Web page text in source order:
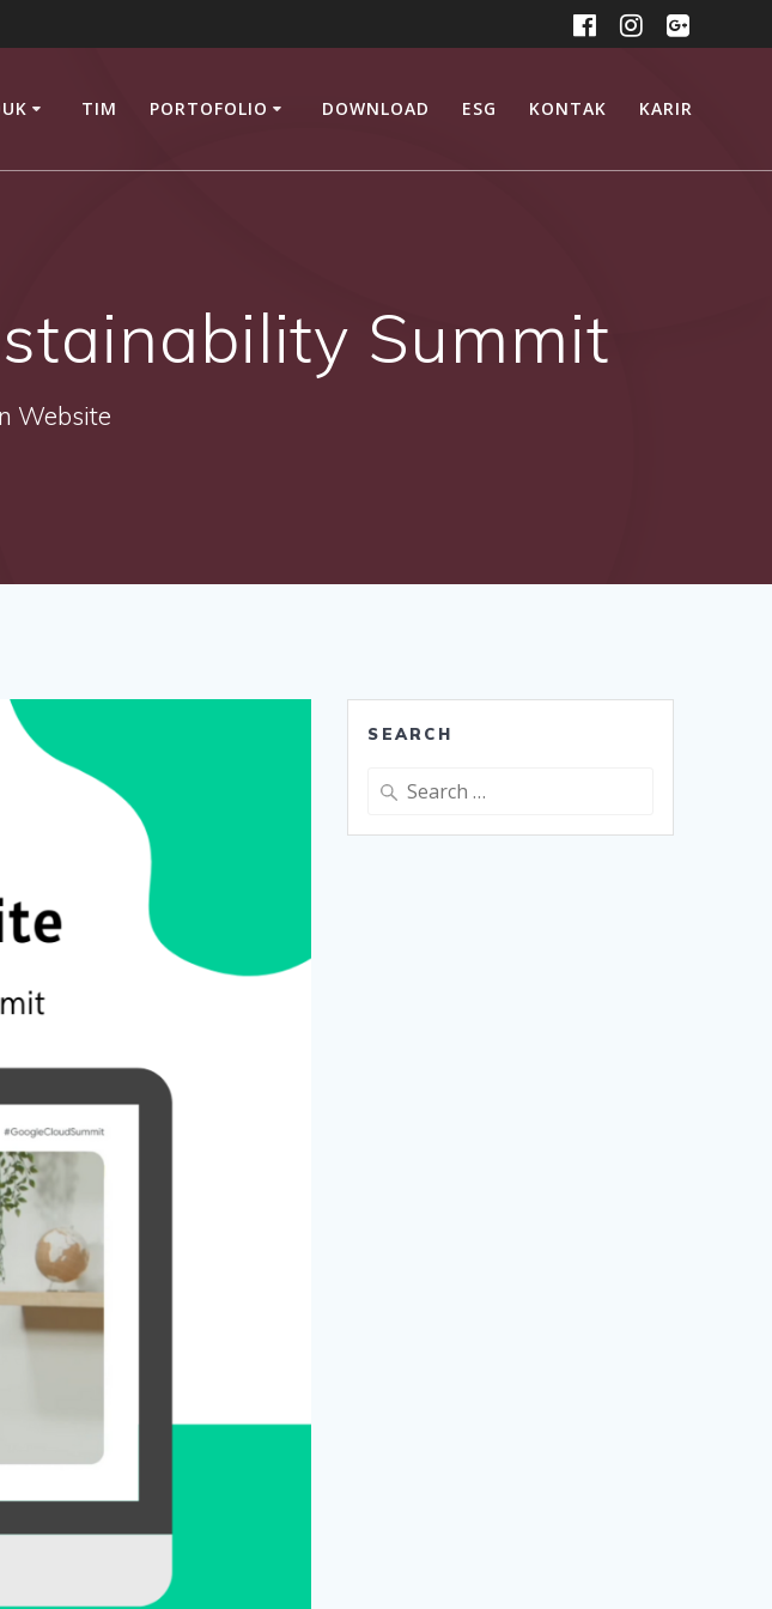
TIM PORTOFOLIO DOWNLOAD ESG KONTAK KARIR
Summit
Website
SEARCH
Search